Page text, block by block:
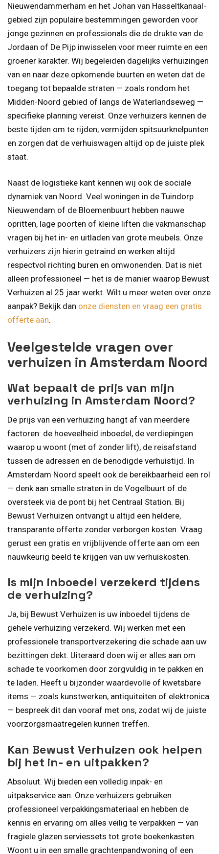
Nieuwendammerham en het Johan van Hasseltkanaal-
gebied zijn populaire bestemmingen geworden voor
jonge gezinnen en professionals die de drukte van de
Jordaan of De Pijp inwisselen voor meer ruimte en een
groener karakter. Wij begeleiden dagelijks verhuizingen
van en naar deze opkomende buurten en weten dat de
toegang tot bepaalde straten — zoals rondom het
Midden-Noord gebied of langs de Waterlandseweg —
specifieke planning vereist. Onze verhuizers kennen de
beste tijden om te rijden, vermijden spitsuurknelpunten
en zorgen dat de verhuiswagen altijd op de juiste plek
staat.
Naast de logistieke kant kennen wij ook de sociale
dynamiek van Noord. Veel woningen in de Tuindorp
Nieuwendam of de Bloemenbuurt hebben nauwe
opritten, lage poorten of kleine liften die vakmanschap
vragen bij het in- en uitladen van grote meubels. Onze
verhuizers zijn hierin getraind en werken altijd
respectvol richting buren en omwonenden. Dat is niet
alleen professioneel — het is de manier waarop Bewust
Verhuizen al 25 jaar werkt. Wilt u meer weten over onze
aanpak? Bekijk dan onze diensten en vraag een gratis
offerte aan.
Veelgestelde vragen over
verhuizen in Amsterdam Noord
Wat bepaalt de prijs van mijn
verhuizing in Amsterdam Noord?
De prijs van een verhuizing hangt af van meerdere
factoren: de hoeveelheid inboedel, de verdiepingen
waarop u woont (met of zonder lift), de reisafstand
tussen de adressen en de benodigde verhuistijd. In
Amsterdam Noord speelt ook de bereikbaarheid een rol
— denk aan smalle straten in de Vogelbuurt of de
oversteek via de pont bij het Centraal Station. Bij
Bewust Verhuizen ontvangt u altijd een heldere,
transparante offerte zonder verborgen kosten. Vraag
gerust een gratis en vrijblijvende offerte aan om een
nauwkeurig beeld te krijgen van uw verhuiskosten.
Is mijn inboedel verzekerd tijdens
de verhuizing?
Ja, bij Bewust Verhuizen is uw inboedel tijdens de
gehele verhuizing verzekerd. Wij werken met een
professionele transportverzekering die schade aan uw
bezittingen dekt. Uiteraard doen wij er alles aan om
schade te voorkomen door zorgvuldig in te pakken en
te laden. Heeft u bijzonder waardevolle of kwetsbare
items — zoals kunstwerken, antiquiteiten of elektronica
— bespreek dit dan vooraf met ons, zodat wij de juiste
voorzorgsmaatregelen kunnen treffen.
Kan Bewust Verhuizen ook helpen
bij het in- en uitpakken?
Absoluut. Wij bieden een volledig inpak- en
uitpakservice aan. Onze verhuizers gebruiken
professioneel verpakkingsmateriaal en hebben de
kennis en ervaring om alles veilig te verpakken — van
fragiele glazen serviessets tot grote boekenkasten.
Woont u in een smalle grachtenpandwoning of een